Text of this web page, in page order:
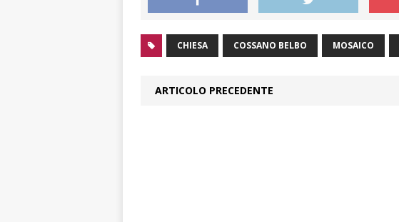
CHIESA COSSANO BELBO MOSAICO
ARTICOLO PRECEDENTE